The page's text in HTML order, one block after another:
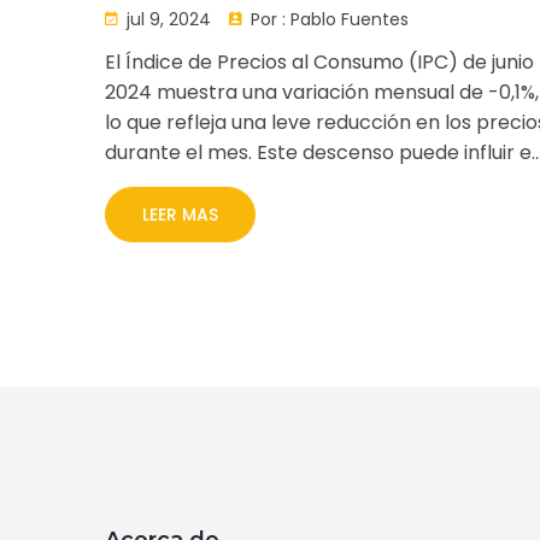
una Variación Mensual del
-0,1%
jul 9, 2024 Por : Pablo Fuentes
El Índice de Precios al Consumo (IPC) de junio
2024 muestra una variación mensual de -0,1%,
lo que refleja una leve reducción en los
durante el mes. Este descenso puede influir
la economía y las decisiones de los
consumidores.
LEER MAS